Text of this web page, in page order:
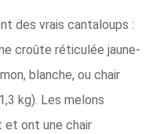
des vrais cantaloups :
croûte réticulée jaune-
blanche, ou chair
kg). Les melons
et ont une chair